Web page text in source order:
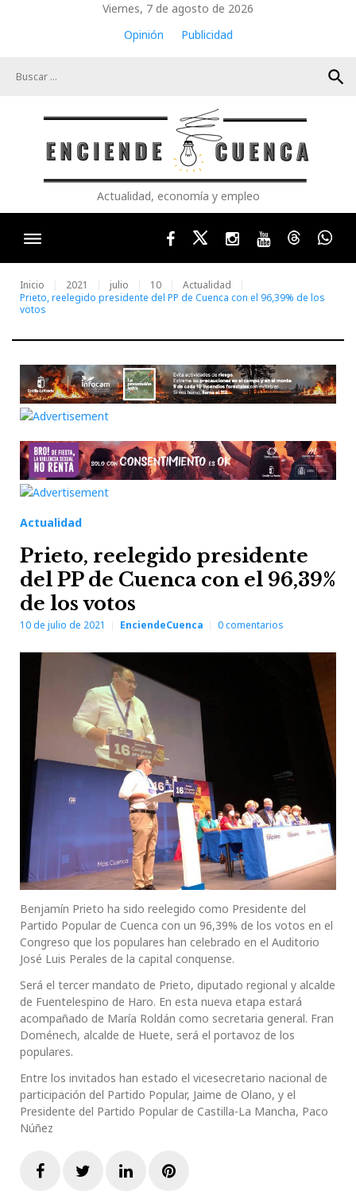
Viernes, 7 de agosto de 2026
Opinión
Publicidad
search
Actualidad, economía y empleo
FacebookTwitterInstagram
YoutubeThreads
Inicio 2021 julio 10
Actualidad
Prieto, reelegido presidente del PP de Cuenca con el 96,39% de los
votos
Actualidad
Prieto, reelegido presidente
del PP de Cuenca con el 96,39%
de los votos
10 de julio de 2021 EnciendeCuenca 0comentarios
Benjamín Prieto ha sido reelegido como Presidente del
Partido Popular de Cuenca con un 96,39% de los votos en el
Congreso que los populares han celebrado en el Auditorio
José Luis Perales de la capital conquense.
Será el tercer mandato de Prieto, diputado regional y alcalde
de Fuentelespino de Haro. En esta nueva etapa estará
acompañado de María Roldán como secretaria general. Fran
Doménech, alcalde de Huete, será el portavoz de los
populares.
Entre los invitados han estado el vicesecretario nacional de
participación del Partido Popular, Jaime de Olano, y el
Presidente del Partido Popular de Castilla-La Mancha, Paco
Núñez
FacebookTwitterLinkedInPinterest